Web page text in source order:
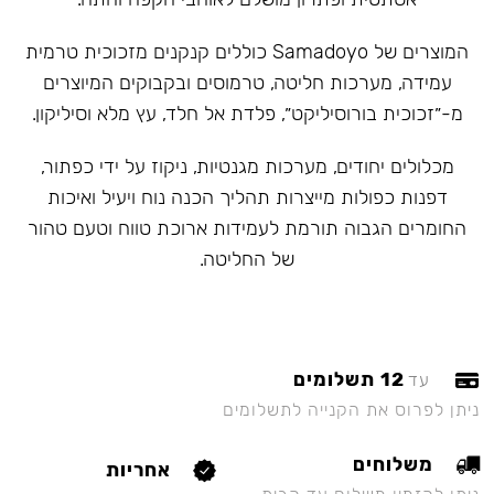
המוצרים של Samadoyo כוללים קנקנים מזכוכית טרמית
עמידה, מערכות חליטה, טרמוסים ובקבוקים המיוצרים
מ-״זכוכית בורוסיליקט״, פלדת אל חלד, עץ מלא וסיליקון.
מכלולים יחודים, מערכות מגנטיות, ניקוז על ידי כפתור,
דפנות כפולות מייצרות תהליך הכנה נוח ויעיל ואיכות
החומרים הגבוה תורמת לעמידות ארוכת טווח וטעם טהור
של החליטה.
עד 12 תשלומים
ניתן לפרוס את הקנייה לתשלומים
משלוחים אחריות